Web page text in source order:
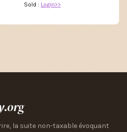
Sold : Login>>
la suite non-taxable évoquant